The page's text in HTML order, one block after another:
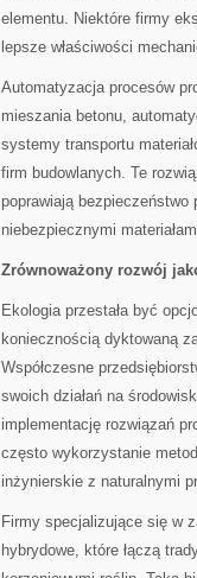
elementu. Niektóre firmy
lepsze właściwości
Automatyzacja procesów
mieszania betonu,
systemy transportu
firm budowlanych. Te
poprawiają
niebezpiecznymi
Zrównoważony rozwój
Ekologia przestała być
koniecznością dyktowaną
Współczesne
swoich działań na
implementację rozwiązań
często wykorzystanie
inżynierskie z naturalnymi
Firmy specjalizujące się w
hybrydowe, które łączą